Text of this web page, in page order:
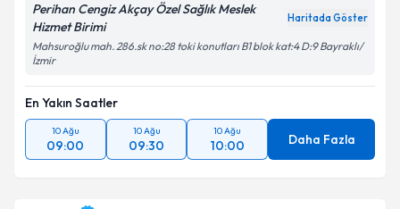
Perihan Cengiz Akçay Özel Sağlık Meslek
Hizmet Birimi
Haritada Göster
Mahsuroğlu mah. 286.sk no:28 toki konutları B1 blok kat:4 D:9 Bayraklı/
İzmir
En Yakın Saatler
10 Ağu
09:00
10 Ağu
09:30
10 Ağu
10:00 Daha Fazla